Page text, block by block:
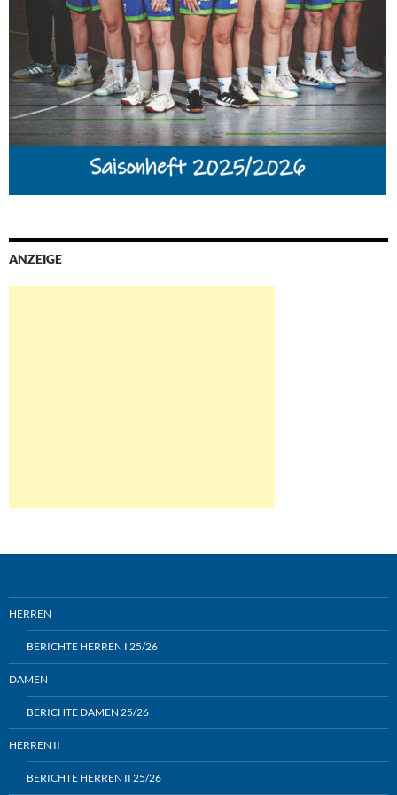
ANZEIGE
HERREN
BERICHTE HERREN I 25/26
DAMEN
BERICHTE DAMEN 25/26
HERREN II
BERICHTE HERREN II 25/26